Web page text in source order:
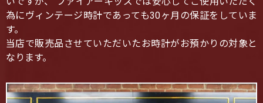
為にヴィンテージ時計であっても30ヶ月の保証をしていま
す。
当店で販売品させていただいたお時計がお預かりの対象と
なります。